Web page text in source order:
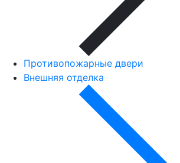
Противопожарные двери
Внешняя отделка